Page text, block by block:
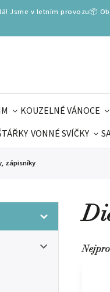
Jsme v letním provozu📦
KOUZELNÉ VÁNOCE
VONNÉ SVÍČKY
zápisníky